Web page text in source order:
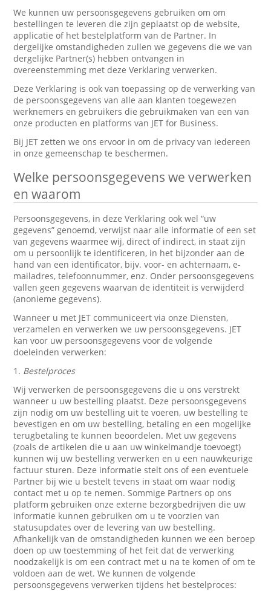
We kunnen uw persoonsgegevens gebruiken om om
bestellingen te leveren die zijn geplaatst op de website,
applicatie of het bestelplatform van de Partner. In
dergelijke omstandigheden zullen we gegevens die we van
dergelijke Partner(s) hebben ontvangen in
overeenstemming met deze Verklaring verwerken.
Deze Verklaring is ook van toepassing op de verwerking van
de persoonsgegevens van alle aan klanten toegewezen
werknemers en gebruikers die gebruikmaken van een van
onze producten en platforms van JET for Business.
Bij JET zetten we ons ervoor in om de privacy van iedereen
in onze gemeenschap te beschermen.
Welke persoonsgegevens we verwerken
en waarom
Persoonsgegevens, in deze Verklaring ook wel “uw
gegevens” genoemd, verwijst naar alle informatie of een set
van gegevens waarmee wij, direct of indirect, in staat zijn
om u persoonlijk te identificeren, in het bijzonder aan de
hand van een identificator, bijv. voor- en achternaam, e-
mailadres, telefoonnummer, enz. Onder persoonsgegevens
vallen geen gegevens waarvan de identiteit is verwijderd
(anonieme gegevens).
Wanneer u met JET communiceert via onze Diensten,
verzamelen en verwerken we uw persoonsgegevens. JET
kan voor uw persoonsgegevens voor de volgende
doeleinden verwerken:
1. Bestelproces
Wij verwerken de persoonsgegevens die u ons verstrekt
wanneer u uw bestelling plaatst. Deze persoonsgegevens
zijn nodig om uw bestelling uit te voeren, uw bestelling te
bevestigen en om uw bestelling, betaling en een mogelijke
terugbetaling te kunnen beoordelen. Met uw gegevens
(zoals de artikelen die u aan uw winkelmandje toevoegt)
kunnen wij uw bestelling verwerken en u een nauwkeurige
factuur sturen. Deze informatie stelt ons of een eventuele
Partner bij wie u bestelt tevens in staat om waar nodig
contact met u op te nemen. Sommige Partners op ons
platform gebruiken onze externe bezorgbedrijven die uw
informatie kunnen gebruiken om u te voorzien van
statusupdates over de levering van uw bestelling.
Afhankelijk van de omstandigheden kunnen we een beroep
doen op uw toestemming of het feit dat de verwerking
noodzakelijk is om een contract met u na te komen of om te
voldoen aan de wet. We kunnen de volgende
persoonsgegevens verwerken tijdens het bestelproces: